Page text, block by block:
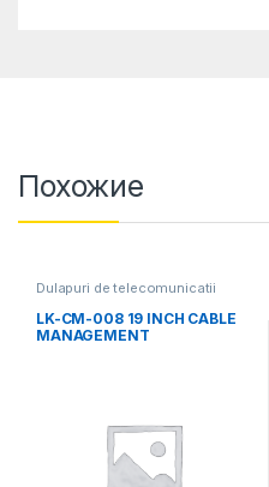
Похожие
Dulapuri de telecomunicatii
LK-CM-008 19 INCH CABLE
MANAGEMENT